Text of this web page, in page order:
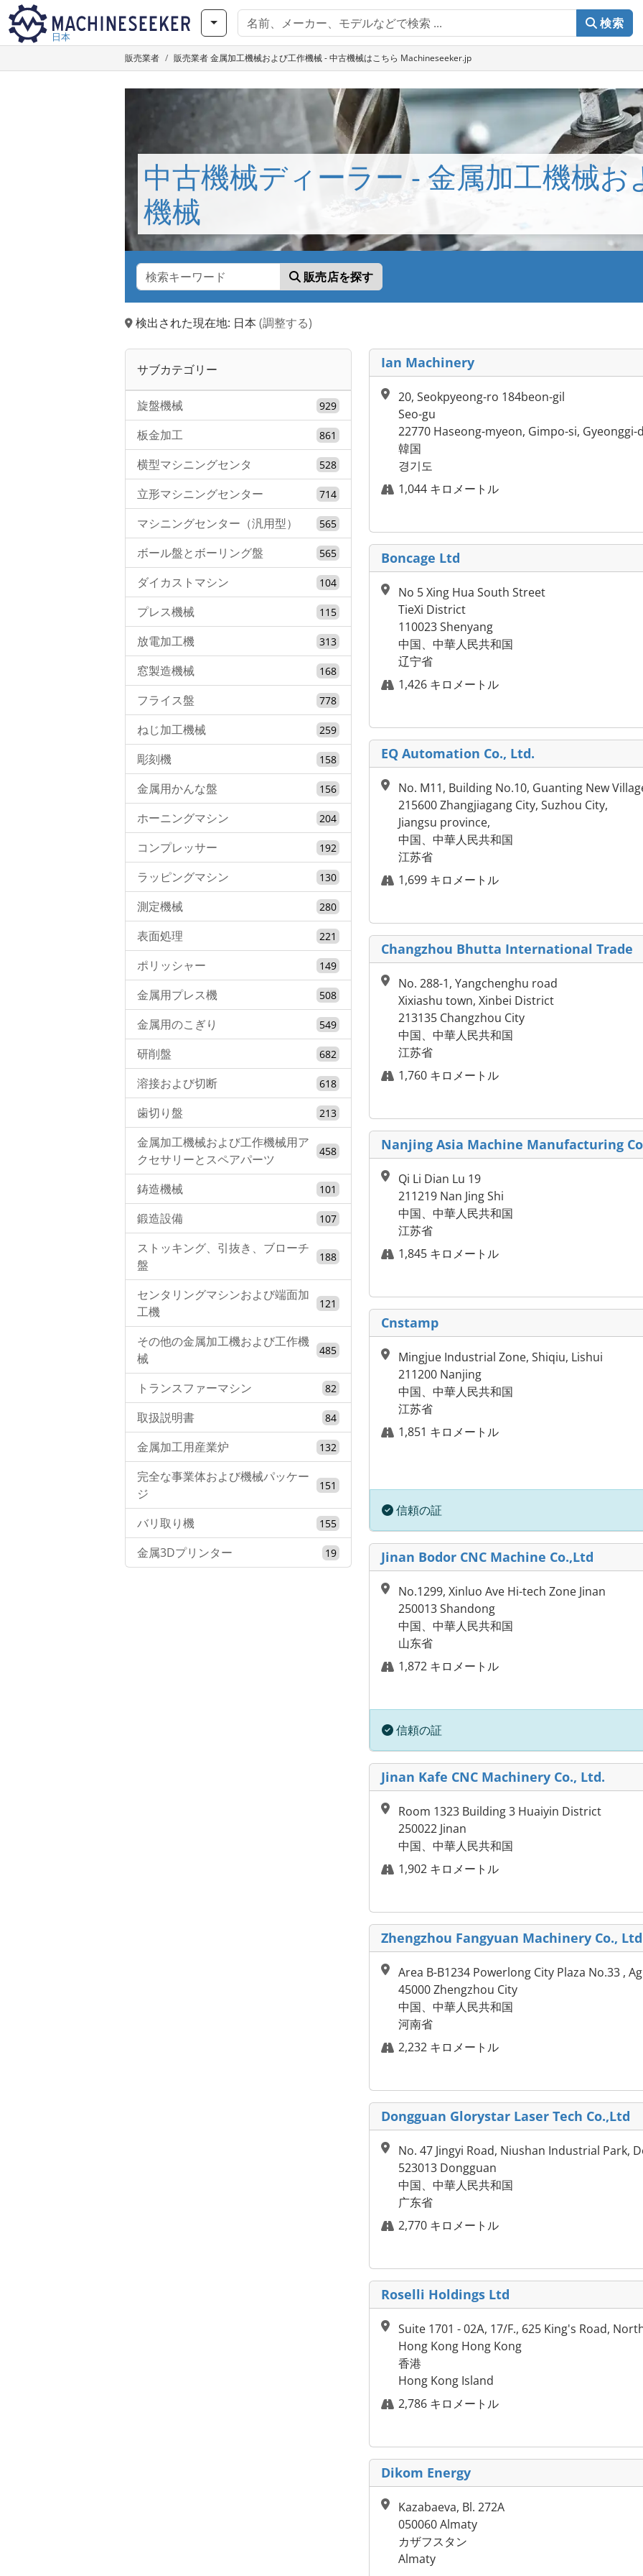
日本
検索
販売業者 販売業者 金属加工機械および工作機械 - 中古機械はこちら Machineseeker.jp
中古機械ディーラー - 金属加工機械お
機械
販売店を探す
検出された現在地: 日本 (調整する)
サブカテゴリー
旋盤機械 929
板金加工 861
横型マシニングセンタ 528
立形マシニングセンター 714
マシニングセンター（汎用型） 565
ボール盤とボーリング盤 565
ダイカストマシン 104
プレス機械 115
放電加工機 313
窓製造機械 168
フライス盤 778
ねじ加工機械 259
彫刻機 158
金属用かんな盤 156
ホーニングマシン 204
コンプレッサー 192
ラッピングマシン 130
測定機械 280
表面処理 221
ポリッシャー 149
金属用プレス機 508
金属用のこぎり 549
研削盤 682
溶接および切断 618
歯切り盤 213
金属加工機械および工作機械用ア
クセサリーとスペアパーツ
458
鋳造機械 101
鍛造設備 107
ストッキング、引抜き、ブローチ
盤
188
センタリングマシンおよび端面加
工機
121
その他の金属加工機および工作機
械
485
トランスファーマシン 82
取扱説明書 84
金属加工用産業炉 132
完全な事業体および機械パッケー
ジ
151
バリ取り機 155
金属3Dプリンター 19
Ian Machinery
20, Seokpyeong-ro 184beon-gil
Seo-gu
22770 Haseong-myeon, Gimpo-si, Gyeonggi-
韓国
경기도
1,044 キロメートル
Boncage Ltd
No 5 Xing Hua South Street
TieXi District
110023 Shenyang
中国、中華人民共和国
辽宁省
1,426 キロメートル
EQ Automation Co., Ltd.
No. M11, Building No.10, Guanting New
215600 Zhangjiagang City, Suzhou City,
Jiangsu province,
中国、中華人民共和国
江苏省
1,699 キロメートル
Changzhou Bhutta International Trade
No. 288-1, Yangchenghu road
Xixiashu town, Xinbei District
213135 Changzhou City
中国、中華人民共和国
江苏省
1,760 キロメートル
Nanjing Asia Machine Manufacturing
Qi Li Dian Lu 19
211219 Nan Jing Shi
中国、中華人民共和国
江苏省
1,845 キロメートル
Cnstamp
Mingjue Industrial Zone, Shiqiu, Lishui
211200 Nanjing
中国、中華人民共和国
江苏省
1,851 キロメートル
信頼の証
Jinan Bodor CNC Machine Co.,Ltd
No.1299, Xinluo Ave Hi-tech Zone Jinan
250013 Shandong
中国、中華人民共和国
山东省
1,872 キロメートル
信頼の証
Jinan Kafe CNC Machinery Co., Ltd.
Room 1323 Building 3 Huaiyin District
250022 Jinan
中国、中華人民共和国
1,902 キロメートル
Zhengzhou Fangyuan Machinery Co.,
Area B-B1234 Powerlong City Plaza No.33 ,
45000 Zhengzhou City
中国、中華人民共和国
河南省
2,232 キロメートル
Dongguan Glorystar Laser Tech Co.,Ltd
No. 47 Jingyi Road, Niushan Industrial Park,
523013 Dongguan
中国、中華人民共和国
广东省
2,770 キロメートル
Roselli Holdings Ltd
Suite 1701 - 02А, 17/F., 625 King's Road,
Hong Kong Hong Kong
香港
Hong Kong Island
2,786 キロメートル
Dikom Energy
Kazabaeva, Bl. 272A
050060 Almaty
カザフスタン
Almaty